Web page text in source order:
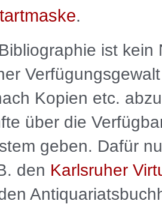
.
ist kein
Kopien etc.
über die
geben. Dafür
den Karlsruher